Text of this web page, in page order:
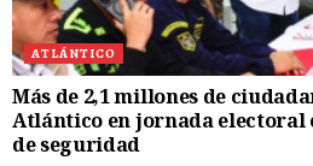
ATLÁNTICO
Más de 2,1 millones de
Atlántico en jornada
de seguridad